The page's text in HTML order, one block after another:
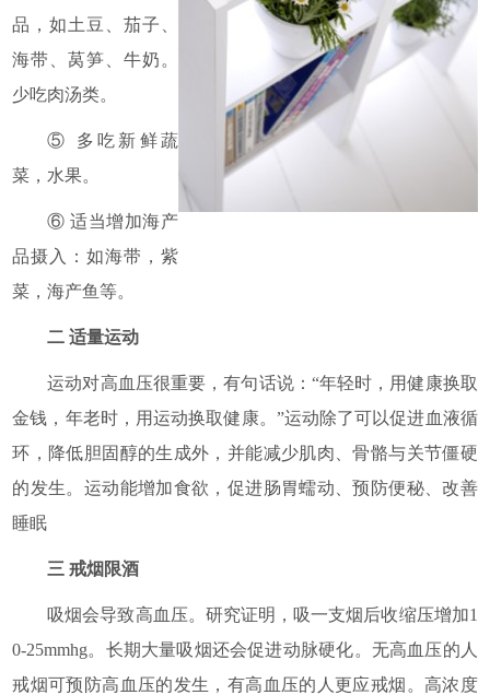
品，如土豆、茄子、
海带、莴笋、牛奶。
少吃肉汤类。
⑤ 多吃新鲜蔬
菜，水果。
⑥ 适当增加海产
品摄入：如海带，紫
菜，海产鱼等。
二 适量运动
运动对高血压很重要，有句话说：“年轻时，用健康换取
金钱，年老时，用运动换取健康。”运动除了可以促进血液循
环，降低胆固醇的生成外，并能减少肌肉、骨骼与关节僵硬
的发生。运动能增加食欲，促进肠胃蠕动、预防便秘、改善
睡眠
三 戒烟限酒
吸烟会导致高血压。研究证明，吸一支烟后收缩压增加1
0-25mmhg。长期大量吸烟还会促进动脉硬化。无高血压的人
戒烟可预防高血压的发生，有高血压的人更应戒烟。高浓度